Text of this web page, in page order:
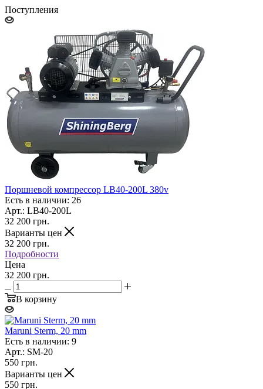
Поступления
Поршневой компрессор LB40-200L 380v
Есть в наличии: 26
Арт.: LB40-200L
32 200 грн.
Варианты цен
32 200 грн.
Подробности
Цена
32 200 грн.
В корзину
Maruni Sterm, 20 mm
Есть в наличии: 9
Арт.: SM-20
550 грн.
Варианты цен
550 грн.